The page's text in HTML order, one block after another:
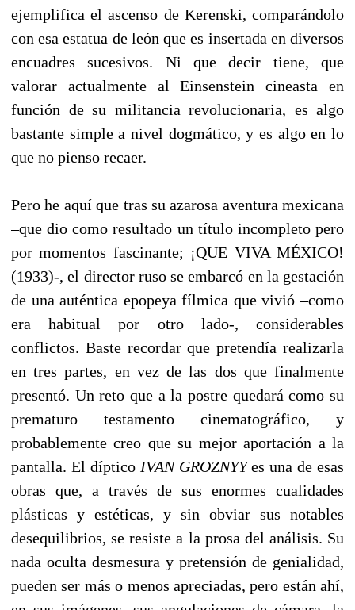
ejemplifica el ascenso de Kerenski, comparándolo
con esa estatua de león que es insertada en diversos
encuadres sucesivos. Ni que decir tiene, que
valorar actualmente al Einsenstein cineasta en
función de su militancia revolucionaria, es algo
bastante simple a nivel dogmático, y es algo en lo
que no pienso recaer.
Pero he aquí que tras su azarosa aventura mexicana
–que dio como resultado un título incompleto pero
por momentos fascinante; ¡QUE VIVA MÉXICO!
(1933)-, el director ruso se embarcó en la gestación
de una auténtica epopeya fílmica que vivió –como
era habitual por otro lado-, considerables
conflictos. Baste recordar que pretendía realizarla
en tres partes, en vez de las dos que finalmente
presentó. Un reto que a la postre quedará como su
prematuro testamento cinematográfico, y
probablemente creo que su mejor aportación a la
pantalla. El díptico IVAN GROZNYYes una de esas
obras que, a través de sus enormes cualidades
plásticas y estéticas, y sin obviar sus notables
desequilibrios, se resiste a la prosa del análisis. Su
nada oculta desmesura y pretensión de genialidad,
pueden ser más o menos apreciadas, pero están ahí,